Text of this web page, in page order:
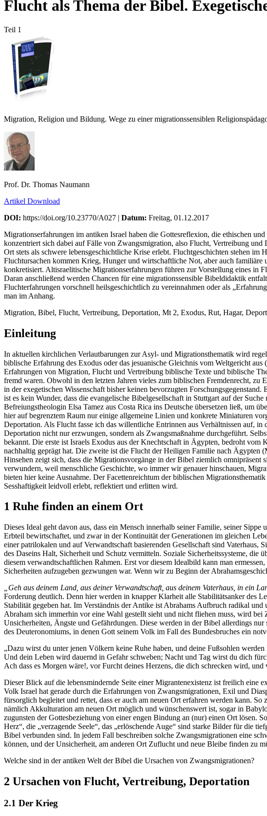
Flucht als Thema der Bibel.
Teil 1
Migration, Religion und Bildung. Wege zu einer migrationssensiblen
Prof. Dr. Thomas Naumann
Artikel Download
DOI: https://doi.org/10.23770/A027 | Datum: Freitag, 01.12.2017
Migrationserfahrungen im antiken Israel haben die Gottesreflexion, die ethischen
konzentriert sich dabei auf Fälle von Zwangsmigration, also Flucht, Vertreibung
Ort stets als schwere lebensgeschichtliche Krise erlebt. Fluchtgeschichten stehen
Fluchtursachen kommen Krieg, Hunger und wirtschaftliche Not, aber auch
konkretisiert. Altisraelitische Migrationserfahrungen führen zur Vorstellung eines in
Daran anschließend werden Chancen für eine migrationssensible Bibeldidaktik
Fluchterfahrungen vorschnell heilsgeschichtlich zu vereinnahmen oder als
man im Anhang.
Migration, Bibel, Flucht, Vertreibung, Deportation, Mt 2, Exodus, Rut, Hagar,
Einleitung
In aktuellen kirchlichen Verlautbarungen zur Asyl- und Migrationsthematik wird
biblische Erfahrung des Exodus oder das jesuanische Gleichnis vom Weltgericht
Erfahrungen von Migration, Flucht und Vertreibung biblische Texte und biblische
fremd waren. Obwohl in den letzten Jahren vieles zum biblischen Fremdenrecht,
in der exegetischen Wissenschaft bisher keinen bevorzugten
ist es kein Wunder, dass die evangelische Bibelgesellschaft in Stuttgart auf der
Befreiungstheologin Elsa Tamez aus Costa Rica ins Deutsche übersetzen ließ, um
hier auf begrenztem Raum nur einige allgemeine Linien und konkrete Miniaturen
Deportation. Als Flucht fasse ich das willentliche Entrinnen aus Verhältnissen auf,
Deportation nicht nur erzwungen, sondern als Zwangsmaßnahme durchgeführt.
bekannt. Die erste ist Israels Exodus aus der Knechtschaft in Ägypten, bedroht
nachhaltig geprägt hat. Die zweite ist die Flucht der Heiligen Familie nach Ägypten
Hinsehen zeigt sich, dass die Migrationsvorgänge in der Bibel ziemlich
verwundern, weil menschliche Geschichte, wo immer wir genauer hinschauen,
bieten hier keine Ausnahme. Der Facettenreichtum der biblischen
Sesshaftigkeit leidvoll erlebt, reflektiert und erlitten wird.
1 Ruhe finden an einem Ort
Dieses Ideal geht davon aus, dass ein Mensch innerhalb seiner Familie, seiner
Erbteil bewirtschaftet, und zwar in der Kontinuität der Generationen im gleichen
einer patrilokalen und auf Verwandtschaft basierenden Gesellschaft sind Vaterhaus,
des Daseins Halt, Sicherheit und Schutz vermitteln. Soziale Sicherheitssysteme, die
diesem verwandtschaftlichen Rahmen. Erst vor diesem Idealbild kann man
Sicherheiten aufzugeben gezwungen war. Wenn wir zu Beginn der
„Geh aus deinem Land, aus deiner Verwandtschaft, aus deinem Vaterhaus, in ein
Forderung deutlich. Denn hier werden in knapper Klarheit alle Stabilitätsanker des
Stabilität gegeben hat. Im Verständnis der Antike ist Abrahams Aufbruch radikal
Abraham sich immerhin vor eine Wahl gestellt sieht und nicht fliehen muss, wird
Unsicherheiten, Ängste und Gefährdungen. Diese werden in der Bibel allerdings
des Deuteronomiums, in denen Gott seinem Volk im Fall des Bundesbruches ein
„Dazu wirst du unter jenen Völkern keine Ruhe haben, und deine Fußsohlen
Und dein Leben wird dauernd in Gefahr schweben; Nacht und Tag wirst du dich
Ach dass es Morgen wäre!, vor Furcht deines Herzens, die dich schrecken wird,
Dieser Blick auf die lebensmindernde Seite einer Migrantenexistenz ist freilich eine
Volk Israel hat gerade durch die Erfahrungen von Zwangsmigrationen, Exil und
fürsorglich begleitet und rettet, dass er auch am neuen Ort erfahren werden kann.
nämlich Akkulturation am neuen Ort möglich und wünschenswert ist, sogar in
zugunsten der Gottesbeziehung von einer engen Bindung an (nur) einen Ort lösen.
Herz“, die „verzagende Seele“, das „erlöschende Auge“ sind starke Bilder für die
Bibel verbunden sind. In jedem Fall beschreiben solche Zwangsmigrationen eine
können, und der Unsicherheit, am anderen Ort Zuflucht und neue Bleibe finden zu
Welche sind in der antiken Welt der Bibel die Ursachen von Zwangsmigrationen?
2 Ursachen von Flucht, Vertreibung, Deportation
2.1 Der Krieg